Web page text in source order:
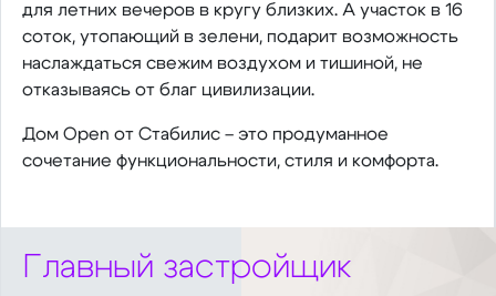
для летних вечеров в кругу близких. А участок в 16
соток, утопающий в зелени, подарит возможность
наслаждаться свежим воздухом и тишиной, не
отказываясь от благ цивилизации.
Дом Open от Стабилис – это продуманное
сочетание функциональности, стиля и комфорта.
Главный застройщик